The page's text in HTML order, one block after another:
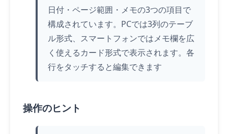
日付・ページ範囲・メモの3つの項目で
構成されています。PCでは3列のテーブ
ル形式、スマートフォンではメモ欄を広
く使えるカード形式で表示されます。各
行をタッチすると編集できます
操作のヒント